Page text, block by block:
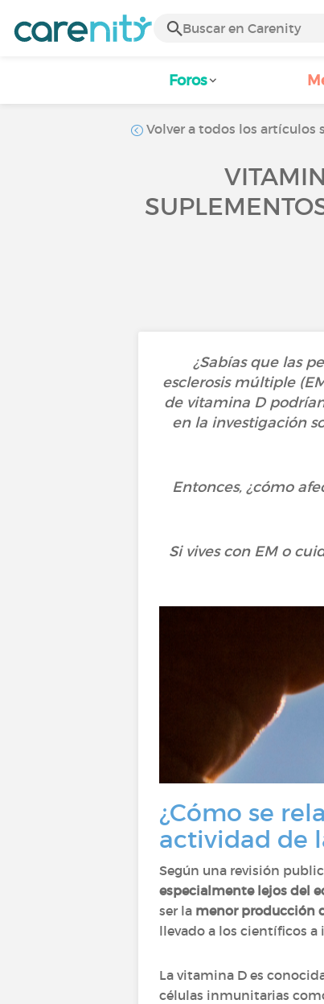
Foros
Volver a todos los artículos
¿Sabías que las
esclerosis múltiple
de vitamina D
en la investigación
Entonces, ¿cómo
Si vives con EM o
¿Cómo se
actividad de
Según una revisión
especialmente lejos del
ser la menor producción
llevado a los científicos a
La vitamina D es
células inmunitarias